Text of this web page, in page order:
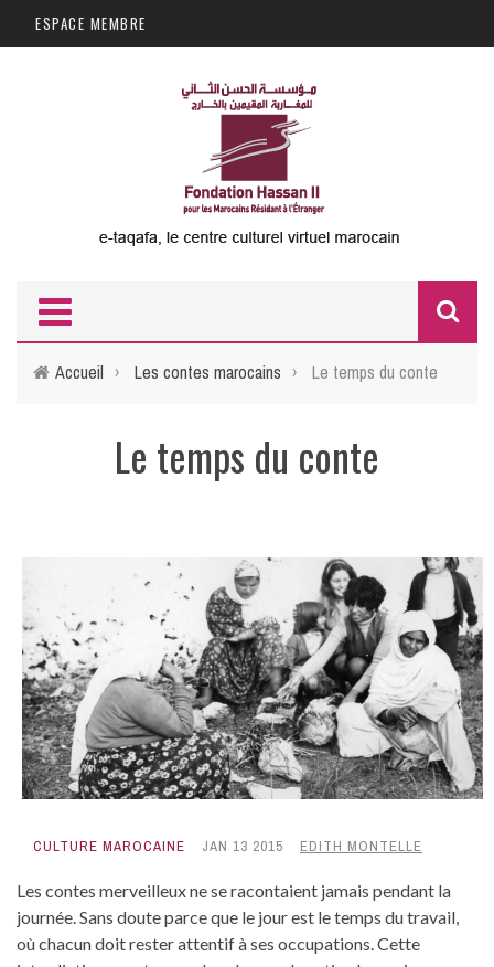
Aller au contenu principal
ESPACE MEMBRE
Accueil › Les contes marocains › Le temps du conte
Le temps du conte
CULTURE MAROCAINE JAN 13 2015 EDITH MONTELLE
Les contes merveilleux ne se racontaient jamais pendant la
journée. Sans doute parce que le jour est le temps du travail,
où chacun doit rester attentif à ses occupations. Cette